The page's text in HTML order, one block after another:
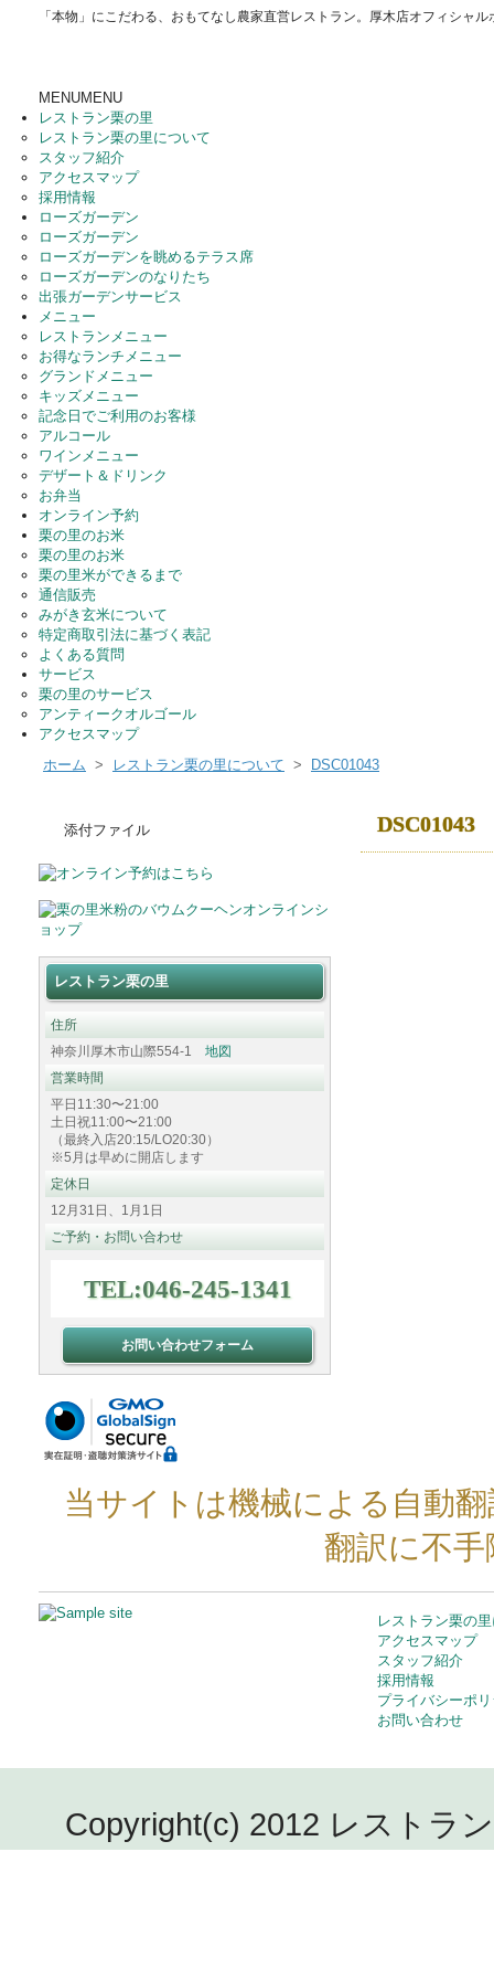
「本物」にこだわる、おもてなし農家直営レストラン。厚木店オフィシャル
MENUMENU
レストラン栗の里
レストラン栗の里について
スタッフ紹介
アクセスマップ
採用情報
ローズガーデン
ローズガーデン
ローズガーデンを眺めるテラス席
ローズガーデンのなりたち
出張ガーデンサービス
メニュー
レストランメニュー
お得なランチメニュー
グランドメニュー
キッズメニュー
記念日でご利用のお客様
アルコール
ワインメニュー
デザート＆ドリンク
お弁当
オンライン予約
栗の里のお米
栗の里のお米
栗の里米ができるまで
通信販売
みがき玄米について
特定商取引法に基づく表記
よくある質問
サービス
栗の里のサービス
アンティークオルゴール
アクセスマップ
ホーム > レストラン栗の里について > DSC01043
DSC01043
添付ファイル
レストラン栗の里
住所
神奈川厚木市山際554-1 地図
営業時間
平日11:30〜21:00
土日祝11:00〜21:00
（最終入店20:15/LO20:30）
※5月は早めに開店します
定休日
12月31日、1月1日
ご予約・お問い合わせ
TEL:046-245-1341
お問い合わせフォーム
当サイトは機械による自動
翻訳に不
レストラン栗の
アクセスマップ
スタッフ紹介
採用情報
プライバシーポ
お問い合わせ
Copyright(c) 2012 レストラ